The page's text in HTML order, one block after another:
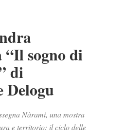
sogno di
di
Delogu
Nàrami, una mostra
e territorio: il ciclo delle